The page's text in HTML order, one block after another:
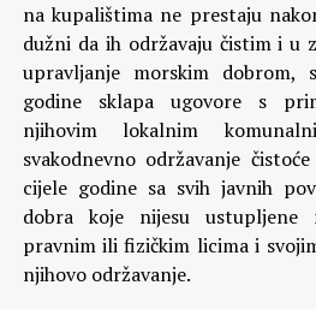
na kupalištima ne prestaju
dužni da ih održavaju čistim i u
upravljanje morskim dobrom,
godine sklapa ugovore s
njihovim lokalnim
svakodnevno održavanje
cijele godine sa svih javnih
dobra koje nijesu ustupljene
pravnim ili fizičkim licima i
njihovo održavanje.